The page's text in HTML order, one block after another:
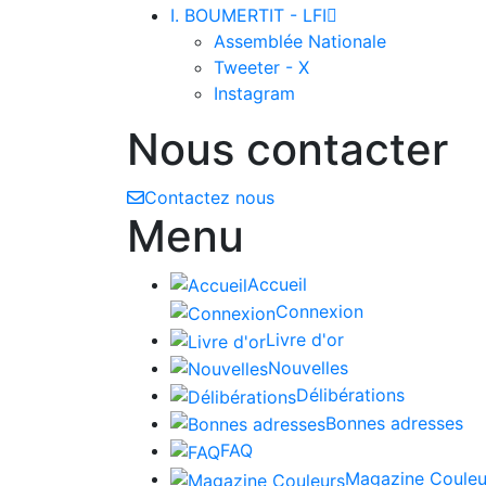
I. BOUMERTIT - LFI
Assemblée Nationale
Tweeter - X
Instagram
Nous contacter
Contactez nous
Menu
Accueil
Connexion
Livre d'or
Nouvelles
Délibérations
Bonnes adresses
FAQ
Magazine